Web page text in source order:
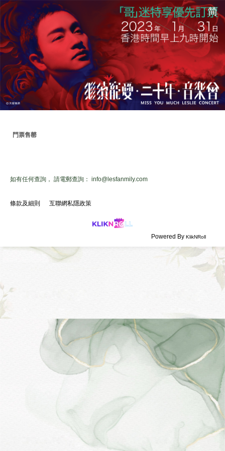
简
門票售罄
如有任何查詢， 請電郵查詢： info@lesfanmily.com
條款及細則 互聯網私隱政策
Powered By KlikNRoll